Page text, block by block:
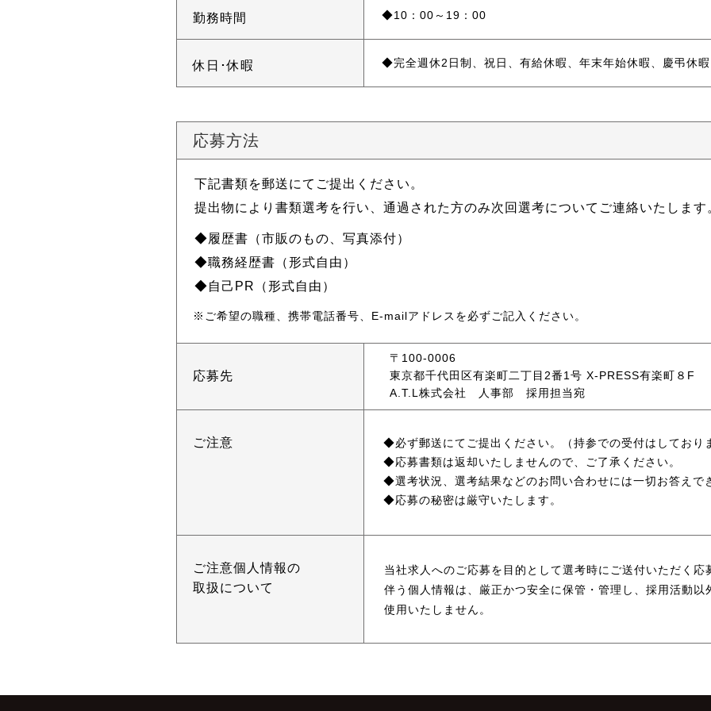
勤務時間 10：00～19：00
休日･休暇 完全週休2日制、祝日、有給休暇、年末年始休暇、慶弔休暇
応募方法
下記書類を郵送にてご提出ください。
提出物により書類選考を行い、通過された方のみ次回選考についてご連絡いたします
履歴書（市販のもの、写真添付）
職務経歴書（形式自由）
自己PR（形式自由）
ご希望の職種、携帯電話番号、E-mailアドレスを必ずご記入ください。
応募先
〒100-0006
東京都千代田区有楽町二丁目2番1号 X-PRESS有楽町８F
A.T.L株式会社 人事部 採用担当宛
ご注意
必ず郵送にてご提出ください。（持参での受付はしており
応募書類は返却いたしませんので、ご了承ください。
選考状況、選考結果などのお問い合わせには一切お答えで
応募の秘密は厳守いたします。
ご注意個人情報の
取扱について
当社求人へのご応募を目的として選考時にご送付いただく応
伴う個人情報は、厳正かつ安全に保管・管理し、採用活動以
使用いたしません。